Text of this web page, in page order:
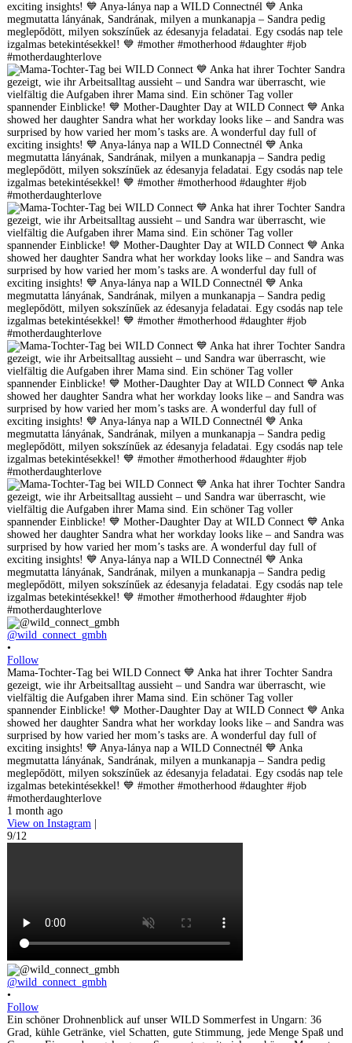
@wild_connect_gmbh
•
Follow
Mama-Tochter-Tag bei WILD Connect 💙 Anka hat ihrer Tochter Sandra
gezeigt, wie ihr Arbeitsalltag aussieht – und Sandra war überrascht, wie
vielfältig die Aufgaben ihrer Mama sind. Ein schöner Tag voller
spannender Einblicke! 💙 Mother-Daughter Day at WILD Connect 💙 Anka
showed her daughter Sandra what her workday looks like – and Sandra was
surprised by how varied her mom’s tasks are. A wonderful day full of
exciting insights! 💙 Anya-lánya nap a WILD Connectnél 💙 Anka
megmutatta lányának, Sandrának, milyen a munkanapja – Sandra pedig
meglepődött, milyen sokszínűek az édesanyja feladatai. Egy csodás nap tele
izgalmas betekintésekkel! 💙 #mother #motherhood #daughter #job
#motherdaughterlove
1 month ago
View on Instagram |
9/12
@wild_connect_gmbh
•
Follow
Ein schöner Drohnenblick auf unser WILD Sommerfest in Ungarn: 36
Grad, kühle Getränke, viel Schatten, gute Stimmung, jede Menge Spaß und